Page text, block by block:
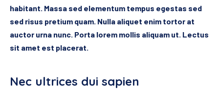
habitant. Massa sed elementum tempus egestas sed
sed risus pretium quam. Nulla aliquet enim tortor at
auctor urna nunc. Porta lorem mollis aliquam ut. Lectus
sit amet est placerat.
Nec ultrices dui sapien